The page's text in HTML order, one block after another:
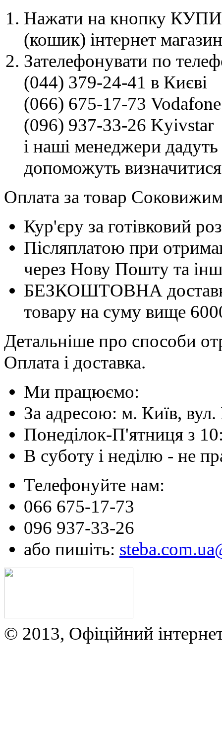
Нажати на кнопку
(кошик) інтернет
Зателефонувати по
(044) 379-24-41 в Києві
(066) 675-17-73 Vodafone
(096) 937-33-26 Kyivstar
і наші менеджери дадуть
допоможуть
Оплата за товар
Кур'єру за готівковий
Післяплатою при
через Нову Пошту та
БЕЗКОШТОВНА
товару на суму вище
Детальніше про способи
Оплата і доставка.
Ми працюємо:
За адресою: м. Київ, вул.
Понеділок-П'ятниця з
В суботу і неділю - не
Телефонуйте нам:
066 675-17-73
096 937-33-26
або пишіть:
© 2013, Офіційний